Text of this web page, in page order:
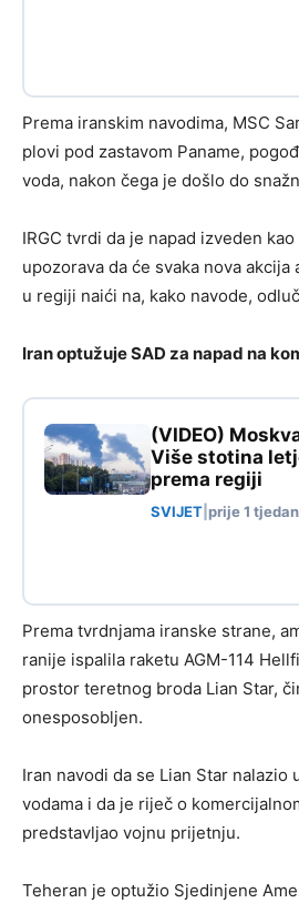
Prema iranskim navodima, MSC
plovi pod zastavom Paname,
voda, nakon čega je došlo do
IRGC tvrdi da je napad izveden
upozorava da će svaka nova
u regiji naići na, kako navode,
Iran optužuje SAD za napad na
(VIDEO)
Više stotina
prema regiji
SVIJET prije 1 tjedan
Prema tvrdnjama iranske strane,
ranije ispalila raketu AGM-114
prostor teretnog broda Lian Star,
onesposobljen.
Iran navodi da se Lian Star nalazio
vodama i da je riječ o
predstavljao vojnu prijetnju.
Teheran je optužio Sjedinjene